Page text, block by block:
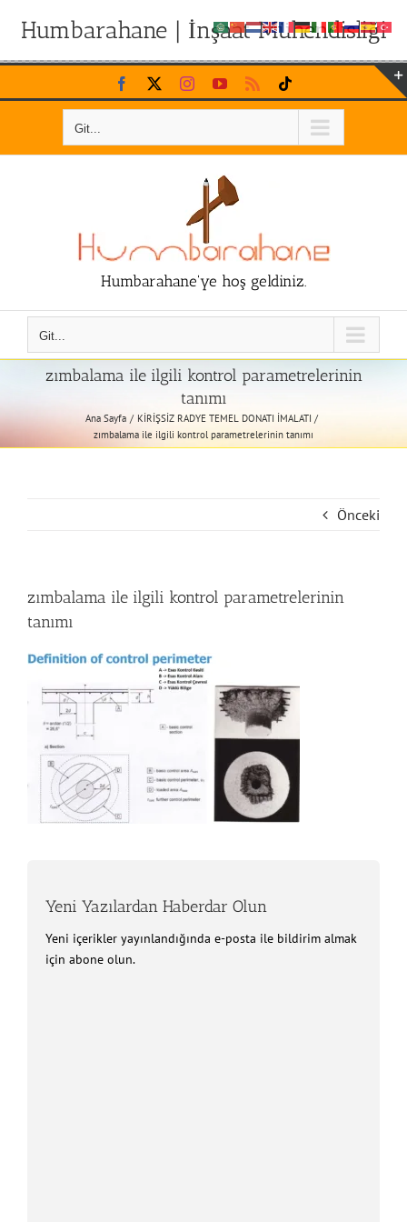
Humbarahane | İnşaat Mühendisliği
Skip
to
Facebook InstagramYouTubeRss
Git...
Humbarahane'ye hoş geldiniz.
Git...
zımbalama ile ilgili kontrol parametrelerinin
tanımı
Ana Sayfa
KİRİŞSİZ RADYE TEMEL DONATI İMALATI
zımbalama ile ilgili kontrol parametrelerinin tanımı
Önceki
zımbalama ile ilgili kontrol parametrelerinin
tanımı
Yeni Yazılardan Haberdar Olun
Yeni içerikler yayınlandığında e-posta ile bildirim almak
için abone olun.